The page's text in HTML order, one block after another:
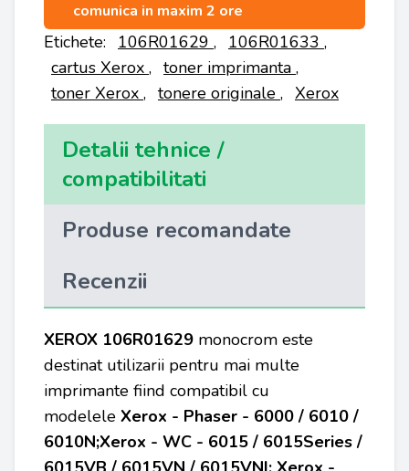
comunica in maxim 2 ore
Etichete: 106R01629 , 106R01633 ,
cartus Xerox , toner imprimanta ,
toner Xerox , tonere originale , Xerox
Detalii tehnice /
compatibilitati
Produse recomandate
Recenzii
XEROX 106R01629 monocrom este
destinat utilizarii pentru mai multe
imprimante fiind compatibil cu
modelele Xerox - Phaser - 6000 / 6010 /
6010N;Xerox - WC - 6015 / 6015Series /